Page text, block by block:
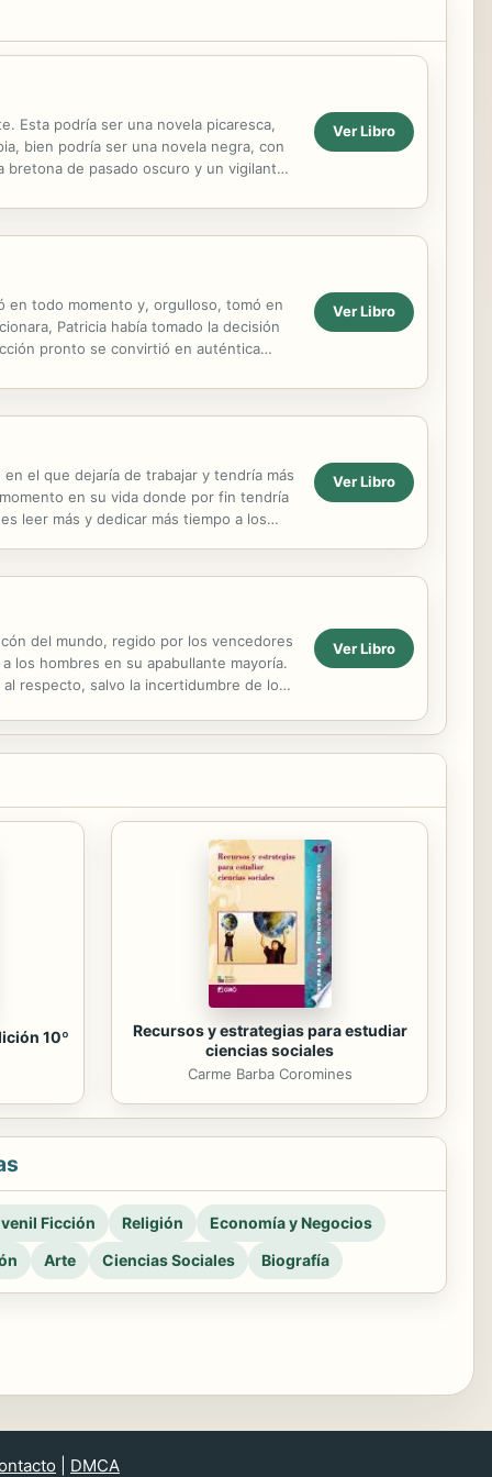
Esta podría ser una novela picaresca,
bien podría ser una novela negra, con
de pasado oscuro y un vigilante
Ver Libro
en todo momento y, orgulloso, tomó en
Patricia había tomado la decisión
pronto se convirtió en auténtica
Ver Libro
el que dejaría de trabajar y tendría más
en su vida donde por fin tendría
leer más y dedicar más tiempo a los
Ver Libro
del mundo, regido por los vencedores
los hombres en su apabullante mayoría.
respecto, salvo la incertidumbre de los
Ver Libro
10º
Recursos y estrategias para estudiar
ciencias sociales
Carme Barba Coromines
Ficción Religión
Economía y Negocios
Arte Ciencias Sociales Biografía
DMCA